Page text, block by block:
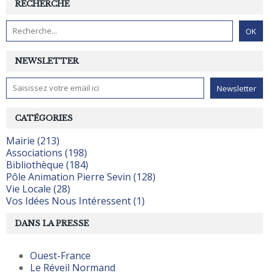
NEWSLETTER
RECHERCHE
CATÉGORIES
Mairie (213)
Associations (198)
Bibliothèque (184)
Pôle Animation Pierre Sevin (128)
Vie Locale (28)
Vos Idées Nous Intéressent (1)
DANS LA PRESSE
Ouest-France
Le Réveil Normand